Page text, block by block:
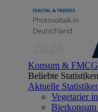
Konsum & FMCG
Beliebte Statistiken
Aktuelle
Vegetarier